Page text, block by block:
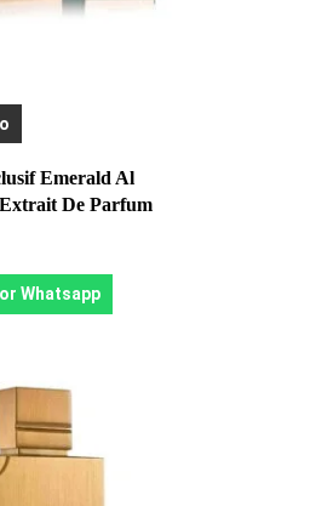
Emerald Al
De Parfum
Whatsapp